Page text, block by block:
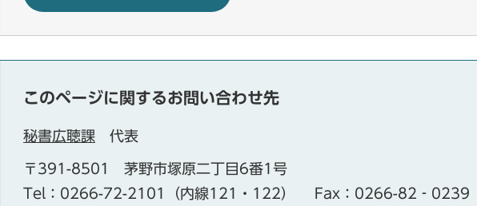
このページに関するお問い合わせ先
秘書広聴課 代表
〒391-8501
茅野市塚原二丁目6番1号
Tel：0266-72-2101（内線121・122）
Fax：0266-82‐0239